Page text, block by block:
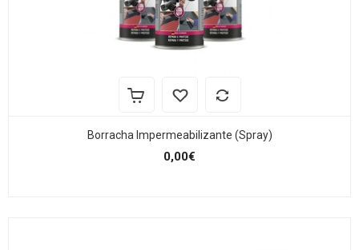
Borracha Impermeabilizante (Spray)
0,00€